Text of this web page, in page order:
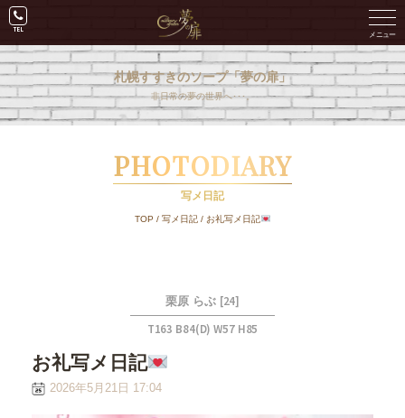
札幌すすきのソープ「夢の扉」
非日常の夢の世界へ･･･。
PHOTODIARY
写メ日記
TOP / 写メ日記/ お礼写メ日記
栗原 らぶ [24]
T163 B84(D) W57 H85
お礼写メ日記
2026年5月21日 17:04